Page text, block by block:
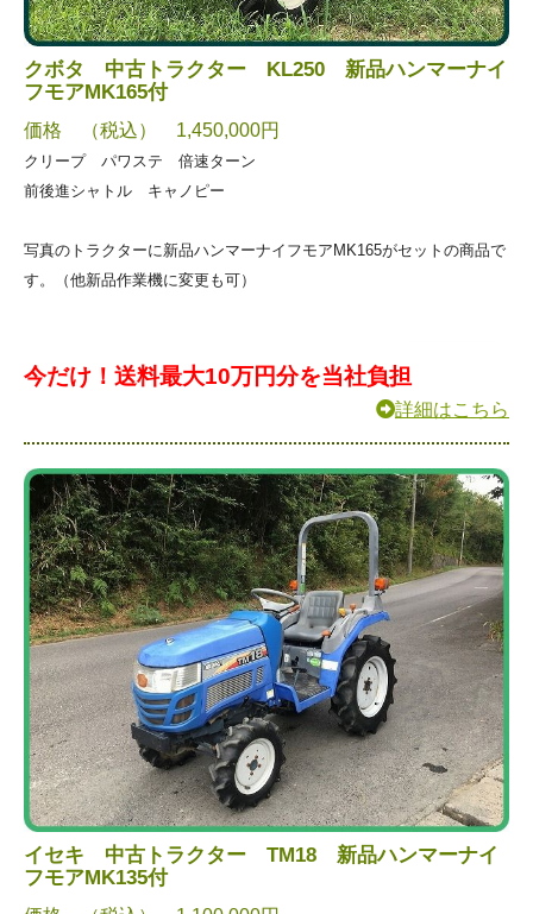
クボタ 中古トラクター KL250 新品ハンマーナイ
フモアMK165付
価格 （税込） 1,450,000円
クリープ パワステ 倍速ターン
前後進シャトル キャノピー
写真のトラクターに新品ハンマーナイフモアMK165がセットの商品で
す。（他新品作業機に変更も可）
今だけ！送料最大10万円分を当社負担
詳細はこちら
イセキ 中古トラクター TM18 新品ハンマーナイ
フモアMK135付